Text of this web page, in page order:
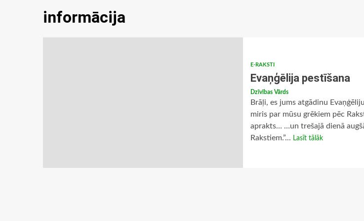
informācija
E-RAKSTI
Evaņģēlija pestīšana
Dzīvības Vārds
Brāļi, es jums atgādinu
miris par mūsu grēkiem pēc
aprakts… …un trešajā dienā
Rakstiem.”... Lasīt tālāk